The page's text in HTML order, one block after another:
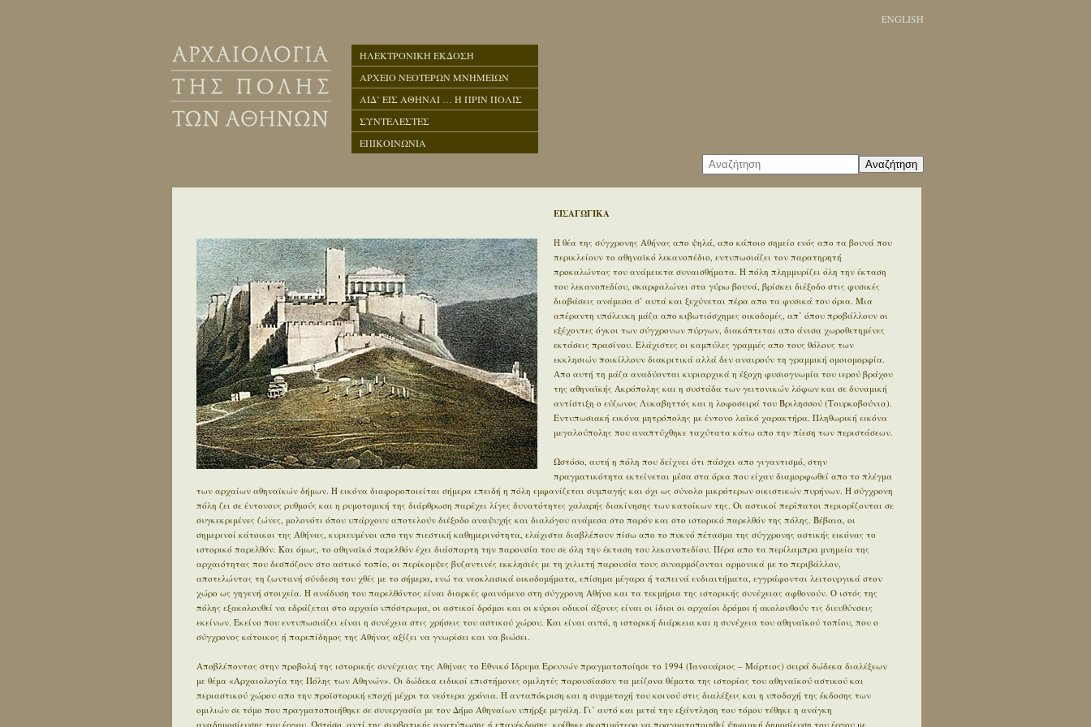
ENGLISH
ΗΛΕΚΤΡΟΝΙΚΗ ΕΚΔΟΣΗ
ΑΡΧΕΙΟ ΝΕΟΤΕΡΩΝ ΜΝΗΜΕΙΩΝ
ΑΙΔ’ ΕΙΣ ΑΘΗΝΑΙ … Η ΠΡΙΝ ΠΟΛΙΣ
ΣΥΝΤΕΛΕΣΤΕΣ
ΕΠΙΚΟΙΝΩΝΙΑ
Αναζήτηση
ΕΙΣΑΓΩΓΙΚΑ
Η θέα της σύγχρονης Αθήνας απο ψηλά, απο κάποιο σημείο ενός απο τα βουνά που
περικλείουν το αθηναϊκό λεκανοπέδιο, εντυπωσιάζει τον παρατηρητή
προκαλώντας του ανάμεικτα συναισθήματα. Η πόλη πλημμυρίζει όλη την έκταση
του λεκανοπεδίου, σκαρφαλώνει στα γύρω βουνά, βρίσκει διέξοδο στις φυσικές
διαβάσεις ανάμεσα σ’ αυτά και ξεχύνεται πέρα απο τα φυσικά του όρια. Μια
απέραντη υπόλευκη μάζα απο κιβωτιόσχημες οικοδομές, απ’ όπου προβάλλουν οι
εξέχοντες όγκοι των σύγχρονων πύργων, διακόπτεται απο άνισα χωροθετημένες
εκτάσεις πρασίνου. Ελάχιστες οι καμπύλες γραμμές απο τους θόλους των
εκκλησιών ποικίλλουν διακριτικά αλλά δεν αναιρούν τη γραμμική ομοιομορφία.
Απο αυτή τη μάζα αναδύονται κυριαρχικά η έξοχη φυσιογνωμία του ιερού βράχου
της αθηναϊκής Ακρόπολης και η συστάδα των γειτονικών λόφων και σε δυναμική
αντίστιξη ο εύζωνος Λυκαβηττός και η λοφοσειρά του Βριλησσού (Τουρκοβούνια).
Εντυπωσιακή εικόνα μητρόπολης με έντονο λαϊκό χαρακτήρα. Πληθωρική εικόνα
μεγαλούπολης που αναπτύχθηκε ταχύτατα κάτω απο την πίεση των περιστάσεων.
Ωστόσο, αυτή η πόλη που δείχνει ότι πάσχει απο γιγαντισμό, στην
πραγματικότητα εκτείνεται μέσα στα όρια που είχαν διαμορφωθεί απο το πλέγμα
των αρχαίων αθηναϊκών δήμων. Η εικόνα διαφοροποιείται σήμερα επειδή η πόλη εμφανίζεται συμπαγής και όχι ως σύνολο μικρότερων οικιστικών πυρήνων. Η σύγχρονη
πόλη ζει σε έντονους ρυθμούς και η ρυμοτομική της διάρθρωση παρέχει λίγες δυνατότητες χαλαρής διακίνησης των κατοίκων της. Οι αστικοί περίπατοι περιορίζονται σε
συγκεκριμένες ζώνες, μολονότι όπου υπάρχουν αποτελούν διέξοδο αναψυχής και διαλόγου ανάμεσα στο παρόν και στο ιστορικό παρελθόν της πόλης. Βέβαια, οι
σημερινοί κάτοικοι της Αθήνας, κυριευμένοι απο την πιεστική καθημερινότητα, ελάχιστα διαβλέπουν πίσω απο το πυκνό πέτασμα της σύγχρονης αστικής εικόνας το
ιστορικό παρελθόν. Και όμως, το αθηναϊκό παρελθόν έχει διάσπαρτη την παρουσία του σε όλη την έκταση του λεκανοπεδίου. Πέρα απο τα περίλαμπρα μνημεία της
αρχαιότητας που δεσπόζουν στο αστικό τοπίο, οι περίκομψες βυζαντινές εκκλησιές με τη χιλιετή παρουσία τους συναρμόζονται αρμονικά με το περιβάλλον,
αποτελώντας τη ζωντανή σύνδεση του χθές με το σήμερα, ενώ τα νεοκλασικά οικοδομήματα, επίσημα μέγαρα ή ταπεινά ενδιαιτήματα, εγγράφονται λειτουργικά στον
χώρο ως γηγενή στοιχεία. Η ανάδυση του παρελθόντος είναι διαρκές φαινόμενο στη σύγχρονη Αθήνα και τα τεκμήρια της ιστορικής συνέχειας αφθονούν. Ο ιστός της
πόλης εξακολουθεί να εδράζεται στο αρχαίο υπόστρωμα, οι αστικοί δρόμοι και οι κύριοι οδικοί άξονες είναι οι ίδιοι οι αρχαίοι δρόμοι ή ακολουθούν τις διευθύνσεις
εκείνων. Εκείνο που εντυπωσιάζει είναι η συνέχεια στις χρήσεις του αστικού χώρου. Και είναι αυτό, η ιστορική διάρκεια και η συνέχεια του αθηναϊκού τοπίου, που ο
σύγχρονος κάτοικος ή παρεπίδημος της Αθήνας αξίζει να γνωρίσει και να βιώσει.
Αποβλέποντας στην προβολή της ιστορικής συνέχειας της Αθήνας το Εθνικό Ίδρυμα Ερευνών πραγματοποίησε το 1994 (Ιανουάριος – Μάρτιος) σειρά δώδεκα διαλέξεων
με θέμα «Αρχαιολογία της Πόλης των Αθηνών». Οι δώδεκα ειδικοί επιστήμονες ομιλητές παρουσίασαν τα μείζονα θέματα της ιστορίας του αθηναϊκού αστικού και
περιαστικού χώρου απο την προϊστορική εποχή μέχρι τα νεότερα χρόνια. Η ανταπόκριση και η συμμετοχή του κοινού στις διαλέξεις και η υποδοχή της έκδοσης των
ομιλιών σε τόμο που πραγματοποιήθηκε σε συνεργασία με τον Δήμο Αθηναίων υπήρξε μεγάλη. Γι’ αυτό και μετά την εξάντληση του τόμου τέθηκε η ανάγκη
αναδημοσίευσης του έργου. Ωστόσο, αντί της συμβατικής ανατύπωσης ή επανέκδοσης, κρίθηκε σκοπιμότερο να πραγματοποιηθεί ψηφιακή δημοσίευση του έργου με